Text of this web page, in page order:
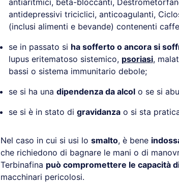
antiaritmici, beta-bloccanti,
antidepressivi triciclici, anticoagulanti,
(inclusi alimenti e bevande) contenenti
se in passato si ha sofferto o ancora si
lupus eritematoso sistemico, psoriasi,
bassi o sistema immunitario debole;
se si ha una dipendenza da alcolo se si
se si è in stato di gravidanzao si sta
Nel caso in cui si usi lo smalto, è bene
che richiedono di bagnare le mani o di
Terbinafina può compromettere le capacità
macchinari pericolosi.